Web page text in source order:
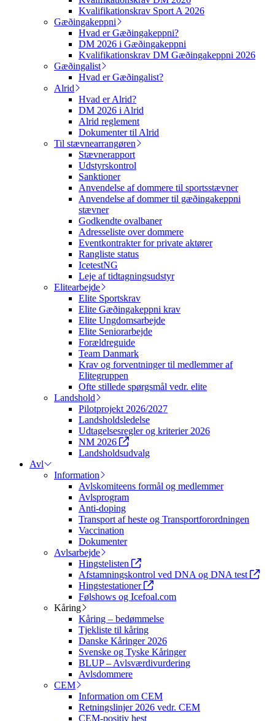
Kvalifikationskrav Sport A 2026
Gæðingakeppni
Hvad er Gæðingakeppni?
DM 2026 i Gæðingakeppni
Kvalifikationskrav DM Gæðingakeppni 2026
Gæðingalist
Hvad er Gæðingalist?
Alrid
Hvad er Alrid?
DM 2026 i Alrid
Alrid reglement
Dokumenter til Alrid
Til stævnearrangøren
Stævnerapport
Udstyrskontrol
Sanktioner
Anvendelse af dommere til sportsstævner
Anvendelse af dommer til gæðingakeppni
stævner
Godkendte ovalbaner
Adresseliste over dommere
Eventkontrakter for private aktører
Rangliste status
IcetestNG
Leje af tidtagningsudstyr
Elitearbejde
Elite Sportskrav
Elite Gæðingakeppni krav
Elite Ungdomsarbejde
Elite Seniorarbejde
Forældreguide
Team Danmark
Krav og forventninger til medlemmer af
Elitegruppen
Ofte stillede spørgsmål vedr. elite
Landshold
Pilotprojekt 2026/2027
Landsholdsledelse
Udtagelsesregler og kriterier 2026
NM 2026
Landsholdsudvalg
Avl
Information
Avlskomiteens formål og medlemmer
Avlsprogram
Anti-doping
Transport af heste og Transportforordningen
Vaccination
Dokumenter
Avlsarbejde
Hingstelisten
Afstamningskontrol ved DNA og DNA test
Hingstestationer
Følshows og Icefoal.com
Kåring
Kåring – bedømmelse
Tjekliste til kåring
Danske Kåringer 2026
Svenske og Tyske Kåringer
BLUP – Avlsværdivurdering
Avlsdommere
CEM
Information om CEM
Retningslinjer 2026 vedr. CEM
CEM-positiv hest